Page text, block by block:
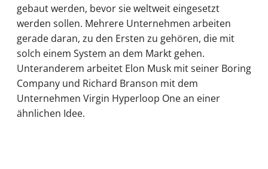
gebaut werden, bevor sie weltweit eingesetzt
werden sollen. Mehrere Unternehmen arbeiten
gerade daran, zu den Ersten zu gehören, die mit
solch einem System an dem Markt gehen.
Unteranderem arbeitet Elon Musk mit seiner Boring
Company und Richard Branson mit dem
Unternehmen Virgin Hyperloop One an einer
ähnlichen Idee.